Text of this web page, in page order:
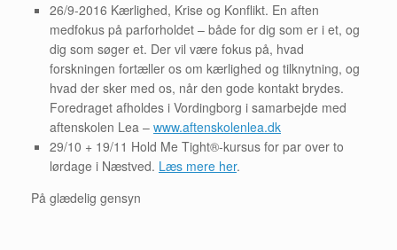
26/9-2016 Kærlighed, Krise og Konflikt. En aften
medfokus på parforholdet – både for dig som er i et, og
dig som søger et. Der vil være fokus på, hvad
forskningen fortæller os om kærlighed og tilknytning, og
hvad der sker med os, når den gode kontakt brydes.
Foredraget afholdes i Vordingborg i samarbejde med
aftenskolen Lea – www.aftenskolenlea.dk
29/10 + 19/11 Hold Me Tight®-kursus for par over to
lørdage i Næstved. Læs mere her.
På glædelig gensyn